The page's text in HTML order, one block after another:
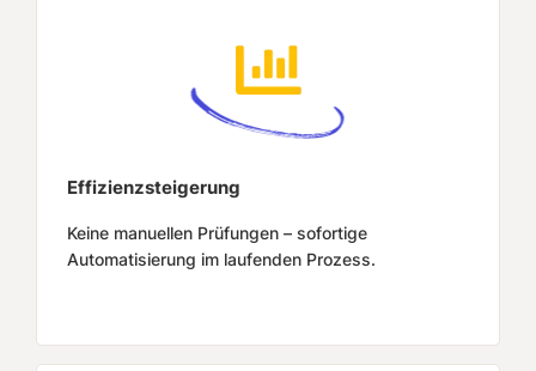
Effizienzsteigerung
Keine manuellen Prüfungen – sofortige
Automatisierung im laufenden Prozess.